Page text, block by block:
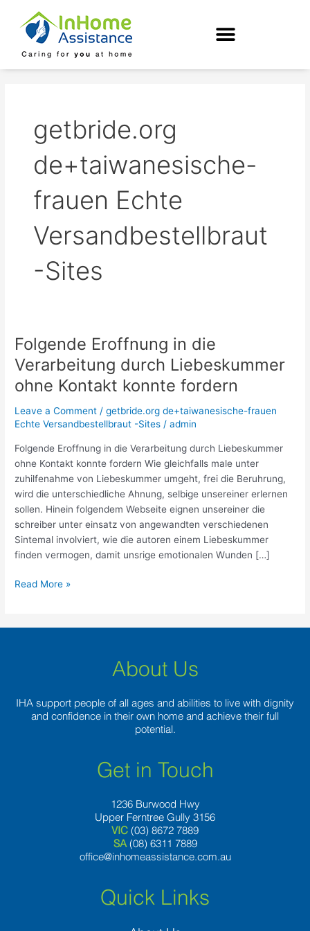
content
getbride.org
de+taiwanesische-
frauen Echte
Versandbestellbraut
-Sites
Folgende Eroffnung in die
Verarbeitung durch Liebeskummer
ohne Kontakt konnte fordern
Leave a Comment /getbride.org de+taiwanesische-frauen
Echte Versandbestellbraut -Sites /admin
Folgende Eroffnung in die Verarbeitung durch Liebeskummer
ohne Kontakt konnte fordern Wie gleichfalls male unter
zuhilfenahme von Liebeskummer umgeht, frei die Beruhrung,
wird die unterschiedliche Ahnung, selbige unsereiner erlernen
sollen. Hinein folgendem Webseite eignen unsereiner die
schreiber unter einsatz von angewandten verschiedenen
Sintemal involviert, wie die autoren einem Liebeskummer
finden vermogen, damit unsrige emotionalen Wunden […]
Folgende
Eroffnung
in
die
durch
ohne
Kontakt
konnte
fordern
Read More »
About Us
IHA support people of all ages and abilities to live with dignity
and confidence in their own home and achieve their full
potential.
Get in Touch
1236 Burwood Hwy
Upper Ferntree Gully 3156
VIC (03) 8672 7889
SA (08) 6311 7889
office@inhomeassistance.com.au
Quick Links